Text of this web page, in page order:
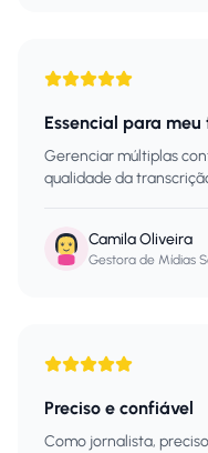
Essencial para
Gerenciar múltiplas
qualidade da
Camila Oliveira
Gestora de Mídias
Preciso e confiável
Como jornalista,